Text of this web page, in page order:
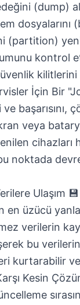
(dump)
(partition)
kontrol
İçin Bir
başarısını,
veya
noktada
Ulaşım 💾
en üzücü
verilerin
bu
kurtarabilir
Kesin